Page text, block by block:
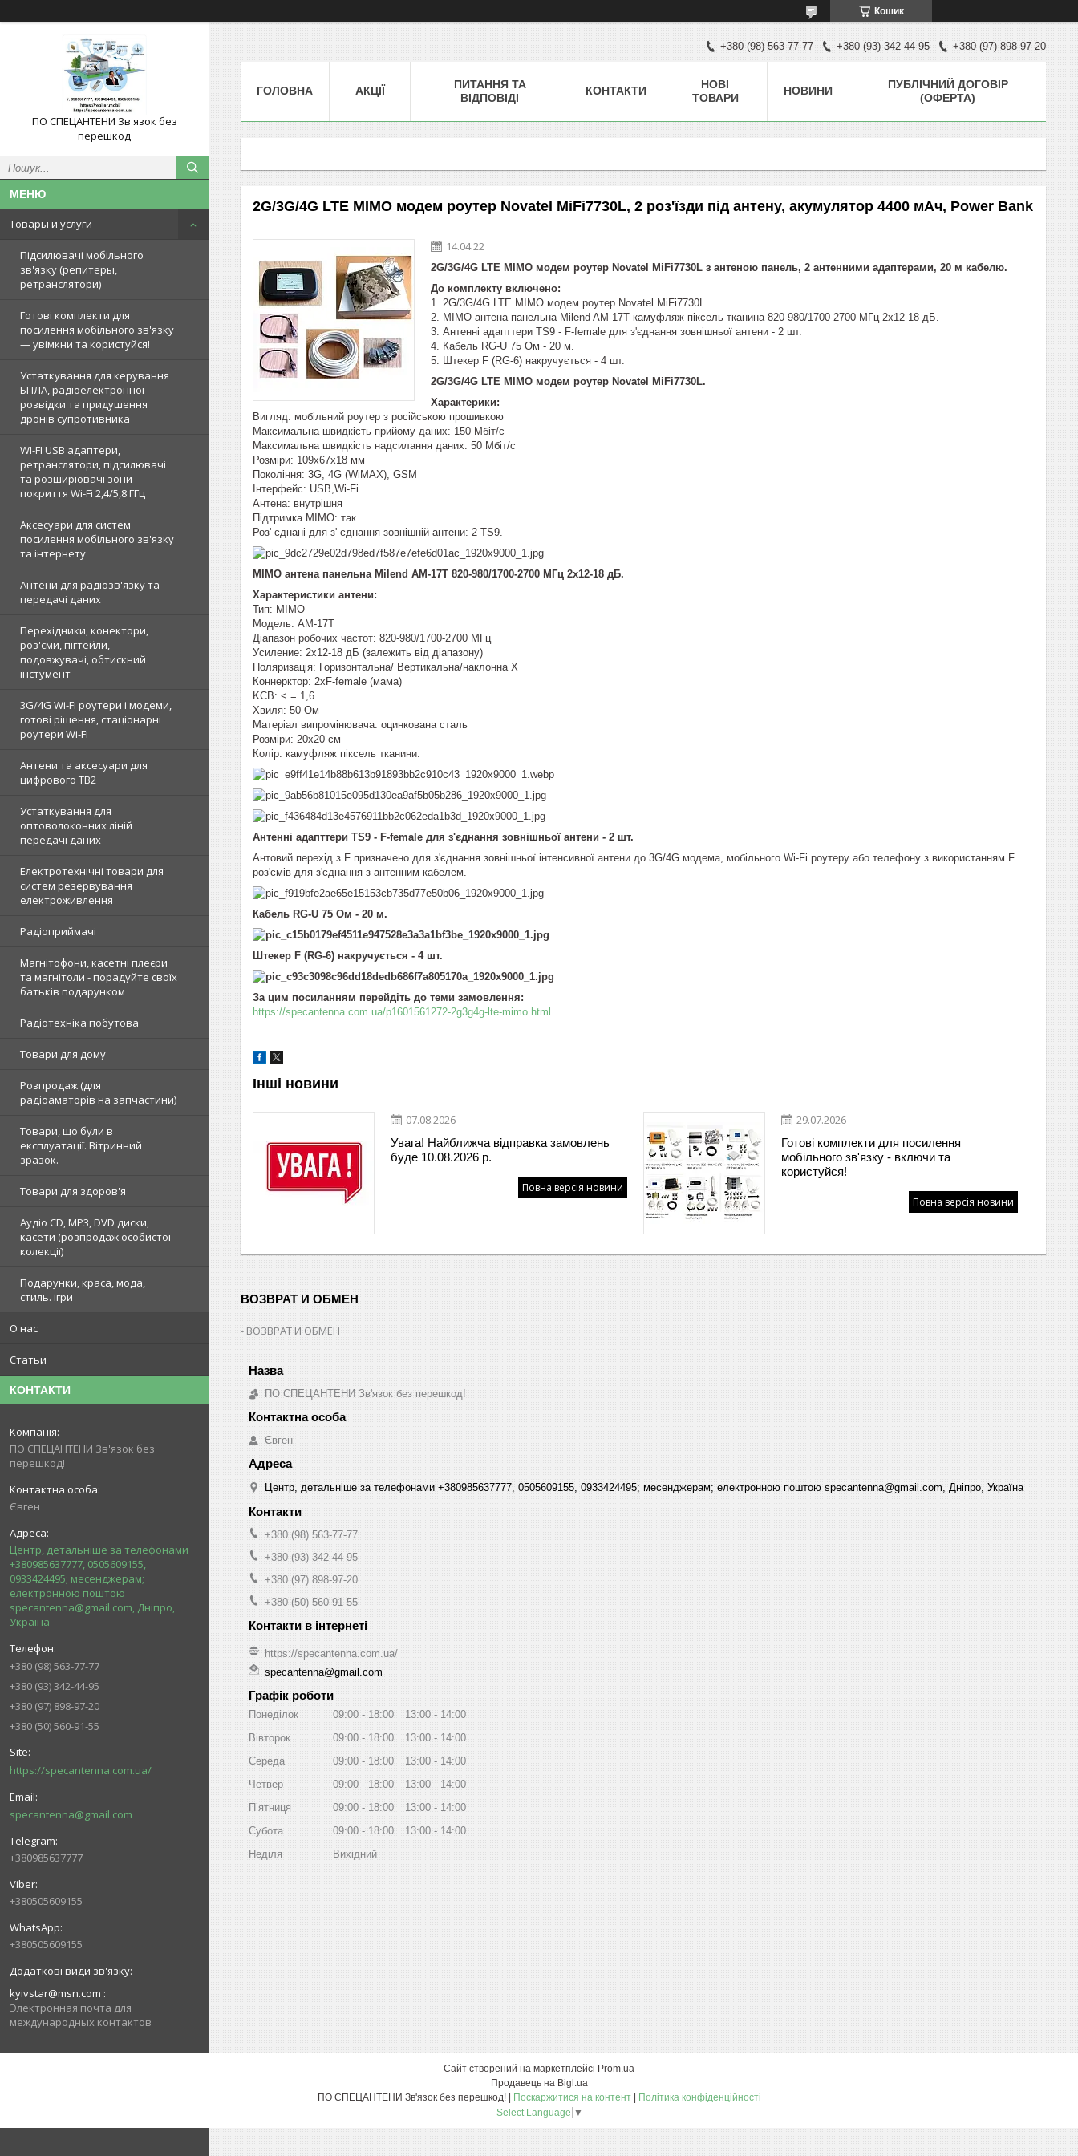
Кошик
ПО СПЕЦАНТЕНИ Зв'язок без
перешкод
Товары и услуги
Підсилювачі мобільного
зв'язку (репитеры,
ретранслятори)
Готові комплекти для
посилення мобільного зв'язку
— увімкни та користуйся!
Устаткування для керування
БПЛА, радіоелектронної
розвідки та придушення
дронів супротивника
WI-FI USB адаптери,
ретранслятори, підсилювачі
та розширювачі зони
покриття Wi-Fi 2,4/5,8 ГГц
Аксесуари для систем
посилення мобільного зв'язку
та інтернету
Антени для радіозв'язку та
передачі даних
Перехідники, конектори,
роз'єми, пігтейли,
подовжувачі, обтискний
інстумент
3G/4G Wi-Fi роутери і модеми,
готові рішення, стаціонарні
роутери Wi-Fi
Антени та аксесуари для
цифрового ТВ2
Устаткування для
оптоволоконних ліній
передачі даних
Електротехнічні товари для
систем резервування
електроживлення
Радіоприймачі
Магнітофони, касетні плеєри
та магнітоли - порадуйте своїх
батьків подарунком
Радіотехніка побутова
Товари для дому
Розпродаж (для
радіоаматорів на запчастини)
Товари, що були в
експлуатації. Вітринний
зразок.
Товари для здоров'я
Аудіо CD, MP3, DVD диски,
касети (розпродаж особистої
колекції)
Подарунки, краса, мода,
стиль. ігри
О нас
Статьи
КОНТАКТИ
ПО СПЕЦАНТЕНИ Зв'язок без
перешкод!
Євген
Центр, детальніше за телефонами
+380985637777, 0505609155,
0933424495; месенджерам;
електронною поштою
specantenna@gmail.com, Дніпро,
Україна
+380 (98) 563-77-77
+380 (93) 342-44-95
+380 (97) 898-97-20
+380 (50) 560-91-55
https://specantenna.com.ua/
specantenna@gmail.com
+380985637777
+380505609155
+380505609155
kyivstar@msn.com
Электронная почта для
международных контактов
+380 (98) 563-77-77 +380 (93) 342-44-95 +380 (97) 898-97-20
ГОЛОВНА АКЦІЇ
ПИТАННЯ ТА
ВІДПОВІДІ
КОНТАКТИ
НОВІ
ТОВАРИ
НОВИНИ
ПУБЛІЧНИЙ ДОГОВІР
(ОФЕРТА)
2G/3G/4G LTE MIMO модем роутер Novatel MiFi7730L, 2 роз'їзди під антену, акумулятор 4400 мАч, Power Bank
14.04.22
2G/3G/4G LTE MIMO модем роутер Novatel MiFi7730L з антеною панель, 2 антенними адаптерами, 20 м кабелю.
До комплекту включено:
1. 2G/3G/4G LTE MIMO модем роутер Novatel MiFi7730L.
2. MIMO антена панельна Milend AM-17T камуфляж піксель тканина 820-980/1700-2700 МГц 2х12-18 дБ.
3. Антенні адапттери TS9 - F-female для з'єднання зовнішньої антени - 2 шт.
4. Кабель RG-U 75 Ом - 20 м.
5. Штекер F (RG-6) накручується - 4 шт.
2G/3G/4G LTE MIMO модем роутер Novatel MiFi7730L.
Характерики:
Вигляд: мобільний роутер з російською прошивкою
Максимальна швидкість прийому даних: 150 Мбіт/с
Максимальна швидкість надсилання даних: 50 Мбіт/с
Розміри: 109x67x18 мм
Покоління: 3G, 4G (WiMAX), GSM
Інтерфейс: USB,Wi-Fi
Антена: внутрішня
Підтримка MIMO: так
Роз' єднані для з' єднання зовнішній антени: 2 TS9.
MIMO антена панельна Milend AM-17T 820-980/1700-2700 МГц 2х12-18 дБ.
Характеристики антени:
Тип: МІМО
Модель: AM-17T
Діапазон робочих частот: 820-980/1700-2700 МГц
Уcилeниe: 2х12-18 дБ (залежить від діапазону)
Поляризація: Горизонтальна/ Вертикальна/наклонна Х
Коннерктор: 2хF-female (мама)
KCB: < = 1,6
Хвиля: 50 Ом
Матеріал випромінювача: оцинкована сталь
Розміри: 20x20 см
Колір: камуфляж піксель тканини.
Антенні адапттери TS9 - F-female для з'єднання зовнішньої антени - 2 шт.
Антовий перехід з F призначено для з'єднання зовнішньої інтенсивної антени до 3G/4G модема, мобільного Wi-Fi роутеру або телефону з використанням F
роз'ємів для з'єднання з антенним кабелем.
Кабель RG-U 75 Ом - 20 м.
Штекер F (RG-6) накручується - 4 шт.
За цим посиланням перейдіть до теми замовлення:
https://specantenna.com.ua/p1601561272-2g3g4g-lte-mimo.html
Інші новини
07.08.2026
Увага! Найближча відправка замовлень
буде 10.08.2026 р.
Повна версія новини
29.07.2026
Готові комплекти для посилення
мобільного зв'язку - включи та
користуйся!
Повна версія новини
ВОЗВРАТ И ОБМЕН
ВОЗВРАТ И ОБМЕН
ПО СПЕЦАНТЕНИ Зв'язок без перешкод!
Євген
Центр, детальніше за телефонами +380985637777, 0505609155, 0933424495; месенджерам; електронною поштою specantenna@gmail.com, Дніпро, Україна
+380 (98) 563-77-77
+380 (93) 342-44-95
+380 (97) 898-97-20
+380 (50) 560-91-55
https://specantenna.com.ua/
specantenna@gmail.com
Графік роботи
Понеділок 09:00 18:00 13:00
14:00
Вівторок
09:00 18:00 13:00
14:00
Середа
09:00 18:00 13:00
14:00
Четвер
09:00 18:00 13:00
14:00
Пʼятниця
09:00 18:00 13:00
14:00
Субота
09:00 18:00 13:00
14:00
Неділя
Вихідний
Сайт створений на маркетплейсі Prom.ua
Продавець на Bigl.ua
Поскаржитися на контент
Політика конфіденційності
Select Language ▼